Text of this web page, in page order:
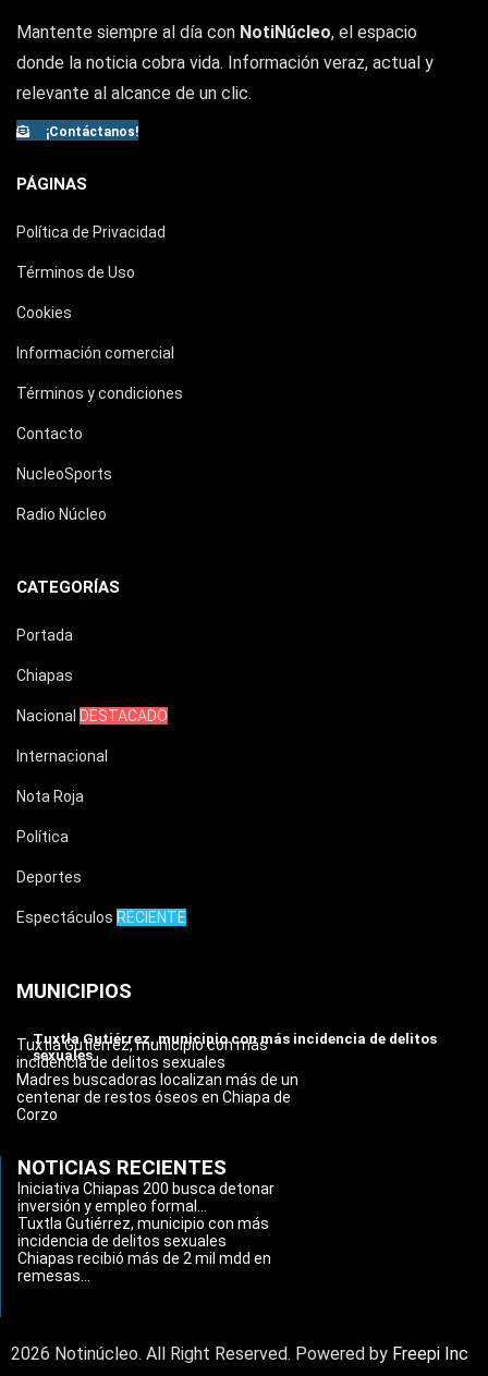
Mantente siempre al día con NotiNúcleo, el espacio
donde la noticia cobra vida. Información veraz, actual y
relevante al alcance de un clic.
¡Contáctanos!
PÁGINAS
Política de Privacidad
Términos de Uso
Cookies
Información comercial
Términos y condiciones
Contacto
NucleoSports
Radio Núcleo
CATEGORÍAS
Portada
Chiapas
Nacional DESTACADO
Internacional
Nota Roja
Política
Deportes
Espectáculos RECIENTE
MUNICIPIOS
Tuxtla Gutiérrez, municipio con más incidencia de delitos
sexuales
Tuxtla Gutiérrez, municipio con más
incidencia de delitos sexuales
Madres buscadoras localizan más de un
centenar de restos óseos en Chiapa de
Corzo
NOTICIAS RECIENTES
Iniciativa Chiapas 200 busca detonar
inversión y empleo formal...
Tuxtla Gutiérrez, municipio con más
incidencia de delitos sexuales
Chiapas recibió más de 2 mil mdd en
remesas...
2026 Notinúcleo. All Right Reserved. Powered by Freepi Inc